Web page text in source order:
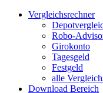
Zum
Facebook
Twitter
Instagram
Pinterest
YouTubeVergleichsrechner
Robo-
Girokonto
Tagesgeld
Festgeld
alle
Download Bereich